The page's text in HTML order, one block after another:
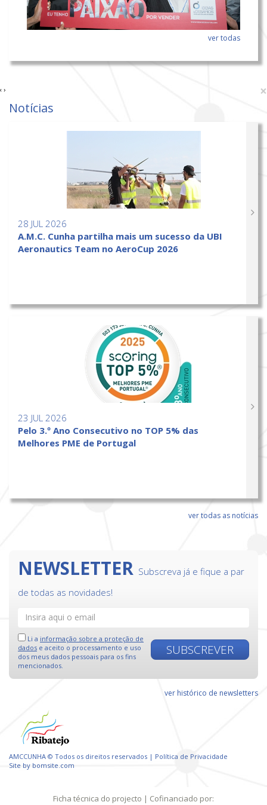
ver todas
‹ › ×
Notícias
28 JUL 2026
A.M.C. Cunha partilha mais um sucesso da UBI
Aeronautics Team no AeroCup 2026
23 JUL 2026
Pelo 3.º Ano Consecutivo no TOP 5% das
Melhores PME de Portugal
ver todas as notícias
NEWSLETTER Subscreva já e fique a par
de todas as novidades!
SUBSCREVER
Li a informação sobre a proteção de
dados e aceito o processamento e uso
dos meus dados pessoais para os fins
mencionados.
ver histórico de newsletters
AMCCUNHA © Todos os direitos reservados | Política de Privacidade
Site by bomsite.com
Ficha técnica do projecto | Cofinanciado por: